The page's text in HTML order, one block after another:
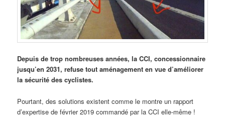
Depuis de trop nombreuses années, la CCI, concessionnaire
jusqu’en 2031, refuse tout aménagement en vue d’améliorer
la sécurité des cyclistes.
Pourtant, des solutions existent comme le montre un rapport
d’expertise de février 2019 commandé par la CCI elle-même !